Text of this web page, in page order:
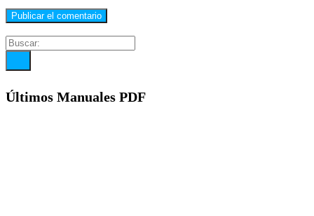
Últimos Manuales PDF